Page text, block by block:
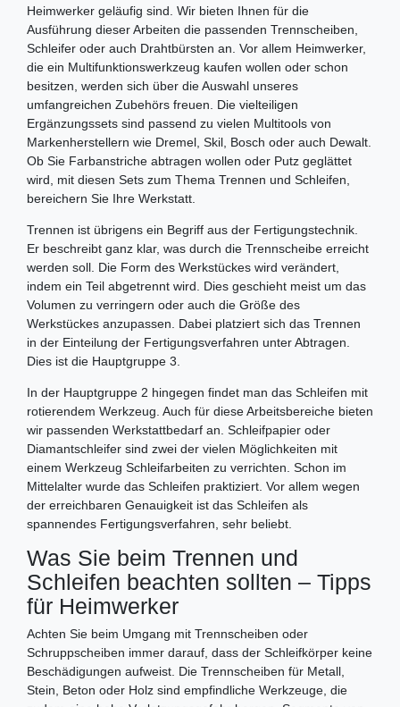
Heimwerker geläufig sind. Wir bieten Ihnen für die
Ausführung dieser Arbeiten die passenden Trennscheiben,
Schleifer oder auch Drahtbürsten an. Vor allem Heimwerker,
die ein Multifunktionswerkzeug kaufen wollen oder schon
besitzen, werden sich über die Auswahl unseres
umfangreichen Zubehörs freuen. Die vielteiligen
Ergänzungssets sind passend zu vielen Multitools von
Markenherstellern wie Dremel, Skil, Bosch oder auch Dewalt.
Ob Sie Farbanstriche abtragen wollen oder Putz geglättet
wird, mit diesen Sets zum Thema Trennen und Schleifen,
bereichern Sie Ihre Werkstatt.
Trennen ist übrigens ein Begriff aus der Fertigungstechnik.
Er beschreibt ganz klar, was durch die Trennscheibe erreicht
werden soll. Die Form des Werkstückes wird verändert,
indem ein Teil abgetrennt wird. Dies geschieht meist um das
Volumen zu verringern oder auch die Größe des
Werkstückes anzupassen. Dabei platziert sich das Trennen
in der Einteilung der Fertigungsverfahren unter Abtragen.
Dies ist die Hauptgruppe 3.
In der Hauptgruppe 2 hingegen findet man das Schleifen mit
rotierendem Werkzeug. Auch für diese Arbeitsbereiche bieten
wir passenden Werkstattbedarf an. Schleifpapier oder
Diamantschleifer sind zwei der vielen Möglichkeiten mit
einem Werkzeug Schleifarbeiten zu verrichten. Schon im
Mittelalter wurde das Schleifen praktiziert. Vor allem wegen
der erreichbaren Genauigkeit ist das Schleifen als
spannendes Fertigungsverfahren, sehr beliebt.
Was Sie beim Trennen und
Schleifen beachten sollten – Tipps
für Heimwerker
Achten Sie beim Umgang mit Trennscheiben oder
Schruppscheiben immer darauf, dass der Schleifkörper keine
Beschädigungen aufweist. Die Trennscheiben für Metall,
Stein, Beton oder Holz sind empfindliche Werkzeuge, die